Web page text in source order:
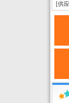
[供